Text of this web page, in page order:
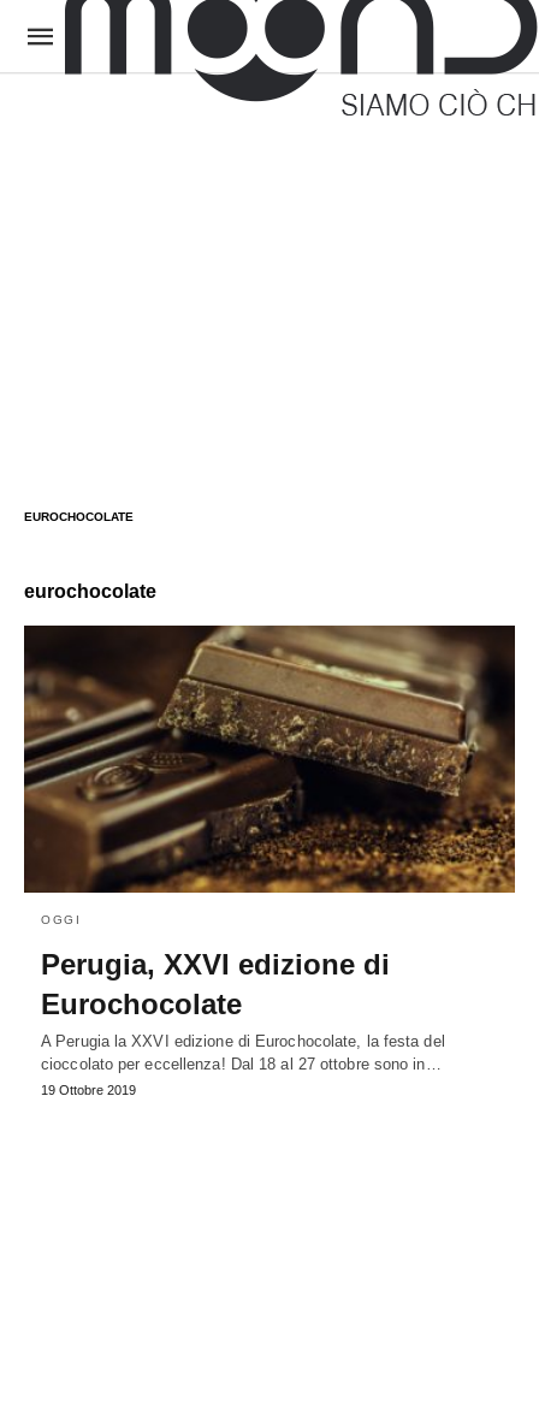
EUROCHOCOLATE
eurochocolate
OGGI
Perugia, XXVI edizione di
Eurochocolate
A Perugia la XXVI edizione di Eurochocolate, la festa del
cioccolato per eccellenza! Dal 18 al 27 ottobre sono in…
19 Ottobre 2019